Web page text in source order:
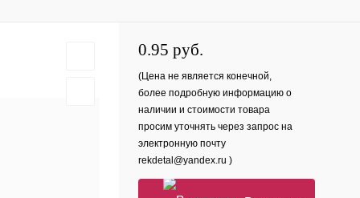
0.95 руб.
(Цена не является конечной,
более подробную информацию о
наличии и стоимости товара
просим уточнять через запрос на
электронную почту
rekdetal@yandex.ru )